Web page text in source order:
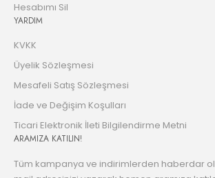
Hesabımı Sil
YARDIM
KVKK
Üyelik Sözleşmesi
Mesafeli Satış Sözleşmesi
İade ve Değişim Koşulları
Ticari Elektronik İleti Bilgilendirme Metni
ARAMIZA KATILIN!
Tüm kampanya ve indirimlerden haberdar